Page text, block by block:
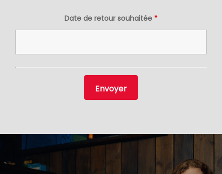
Date de retour souhaitée *